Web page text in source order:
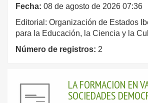
Fecha: 08 de agosto de 2026 07:36
Editorial: Organización de Estados
para la Educación, la Ciencia y la
Número de registros: 2
LA FORMACION EN
SOCIEDADES